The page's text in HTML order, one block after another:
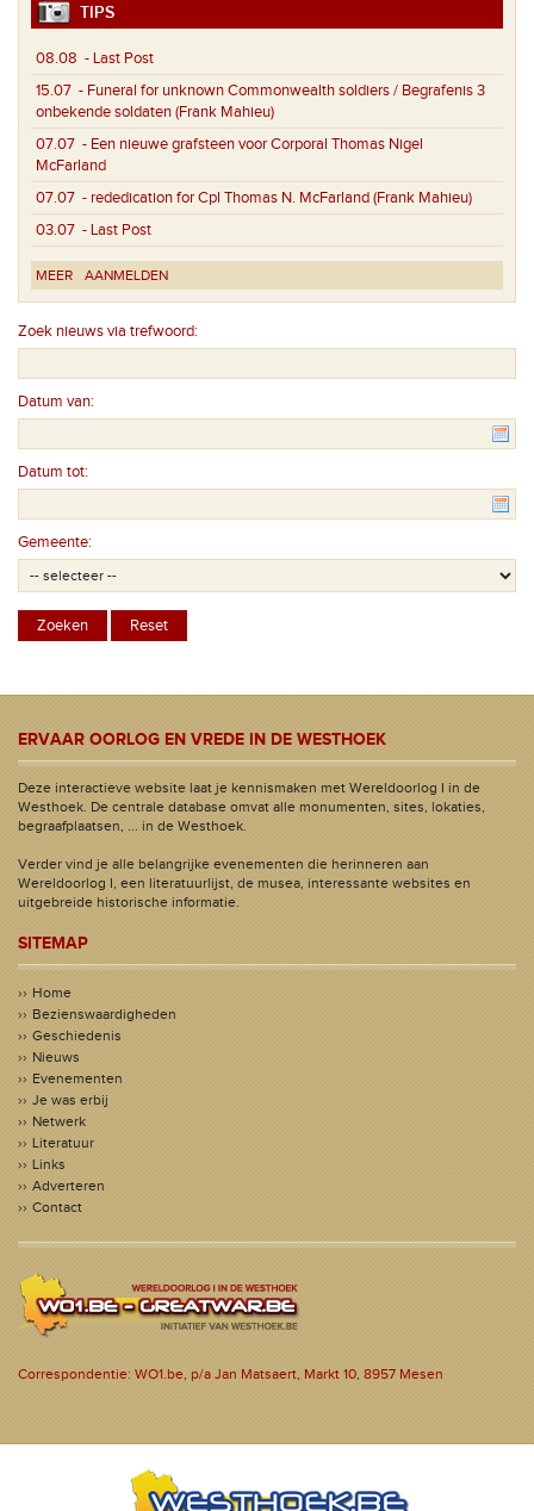
TIPS
08.08 - Last Post
15.07 - Funeral for unknown Commonwealth soldiers / Begrafenis 3
onbekende soldaten (Frank Mahieu)
07.07 - Een nieuwe grafsteen voor Corporal Thomas Nigel
McFarland
07.07 - rededication for Cpl Thomas N. McFarland (Frank Mahieu)
03.07 - Last Post
MEER AANMELDEN
Zoek nieuws via trefwoord:
Datum van:
Datum tot:
Gemeente:
ERVAAR OORLOG EN VREDE IN DE WESTHOEK
Deze interactieve website laat je kennismaken met Wereldoorlog I in de
Westhoek. De centrale database omvat alle monumenten, sites, lokaties,
begraafplaatsen, ... in de Westhoek.
Verder vind je alle belangrijke evenementen die herinneren aan
Wereldoorlog I, een literatuurlijst, de musea, interessante websites en
uitgebreide historische informatie.
SITEMAP
Home
Bezienswaardigheden
Geschiedenis
Nieuws
Evenementen
Je was erbij
Netwerk
Literatuur
Links
Adverteren
Contact
Correspondentie: WO1.be, p/a Jan Matsaert, Markt 10, 8957 Mesen